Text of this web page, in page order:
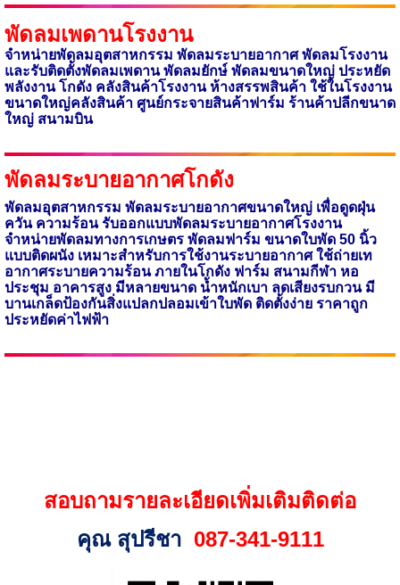
พัดลมเพดานโรงงาน
จำหน่ายพัดลมอุตสาหกรรม พัดลมระบายอากาศ พัดลมโรงงาน
และรับติดตั้งพัดลมเพดาน พัดลมยักษ์ พัดลมขนาดใหญ่ประหยัด
พลังงาน โกดัง คลังสินค้าโรงงาน ห้างสรรพสินค้า ใช้ในโรงงาน
ขนาดใหญ่คลังสินค้า ศูนย์กระจายสินค้าฟาร์ม ร้านค้าปลีกขนาด
ใหญ่ สนามบิน
พัดลมระบายอากาศโกดัง
พัดลมอุตสาหกรรม พัดลมระบายอากาศขนาดใหญ่ เพื่อดูดฝุ่น
ควัน ความร้อน รับออกแบบพัดลมระบายอากาศโรงงาน
จำหน่ายพัดลมทางการเกษตร พัดลมฟาร์ม ขนาดใบพัด 50นิ้ว
แบบติดผนัง เหมาะสำหรับการใช้งานระบายอากาศ ใช้ถ่ายเท
อากาศระบายความร้อน ภายในโกดัง ฟาร์ม สนามกีฬาหอ
ประชุม อาคารสูง มีหลายขนาด น้ำหนักเบา ลดเสียงรบกวน มี
บานเกล็ดป้องกันสิ่งแปลกปลอมเข้าใบพัด ติดตั้งง่าย ราคาถูก
ประหยัดค่าไฟฟ้า
สอบถามรายละเอียดเพิ่มเติมติดต่อ
คุณ สุปรีชา 087-341-9111